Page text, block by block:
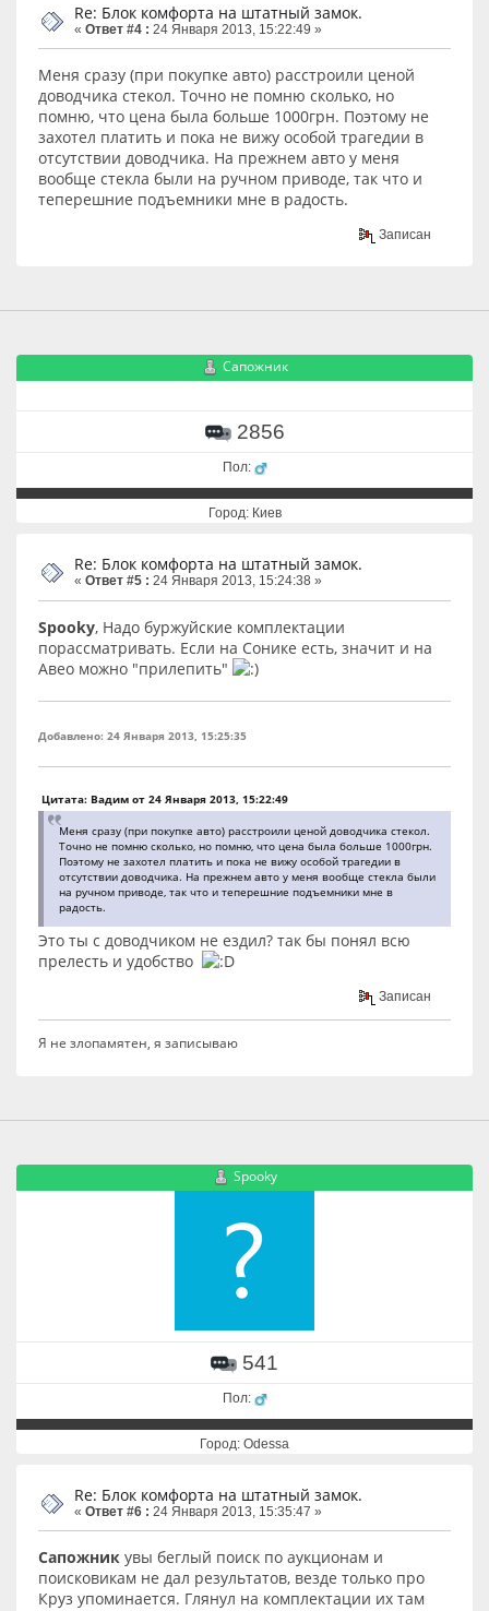
Re: Блок комфорта на штатный замок.
« Ответ #4 : 24 Января 2013, 15:22:49 »
Меня сразу (при покупке авто) расстроили ценой
доводчика стекол. Точно не помню сколько, но
помню, что цена была больше 1000грн. Поэтому не
захотел платить и пока не вижу особой трагедии в
отсутствии доводчика. На прежнем авто у меня
вообще стекла были на ручном приводе, так что и
теперешние подъемники мне в радость.
Записан
Сапожник
2856
Пол:
Город: Киев
Re: Блок комфорта на штатный замок.
« Ответ #5 : 24 Января 2013, 15:24:38 »
Spooky, Надо буржуйские комплектации
порассматривать. Если на Сонике есть, значит и на
Авео можно "прилепить"
Добавлено: 24 Января 2013, 15:25:35
Цитата: Вадим от 24 Января 2013, 15:22:49
Меня сразу (при покупке авто) расстроили ценой доводчика стекол.
Точно не помню сколько, но помню, что цена была больше 1000грн.
Поэтому не захотел платить и пока не вижу особой трагедии в
отсутствии доводчика. На прежнем авто у меня вообще стекла были
на ручном приводе, так что и теперешние подъемники мне в
радость.
Это ты с доводчиком не ездил? так бы понял всю
прелесть и удобство
Записан
Я не злопамятен, я записываю
Spooky
541
Пол:
Город: Odessa
Re: Блок комфорта на штатный замок.
« Ответ #6 : 24 Января 2013, 15:35:47 »
Сапожник увы беглый поиск по аукционам и
поисковикам не дал результатов, везде только про
Круз упоминается. Глянул на комплектации их там